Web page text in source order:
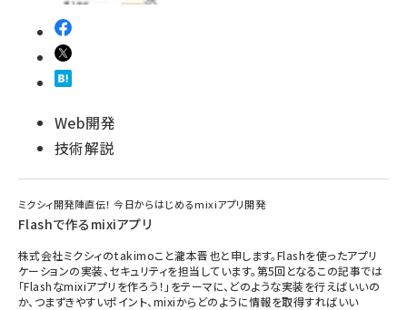
Web開発
技術解説
ミクシィ開発陣直伝！ 今日からはじめるmixiアプリ開発
Flashで作るmixiアプリ
株式会社ミクシィのtakimoこと瀧本晋也と申します。Flashを使ったアプリ
ケーションの実装、セキュリティを担当しています。第5回となるこの記事では
「Flashなmixiアプリを作ろう！」をテーマに、どのような実装を行えばいいの
か、つまずきやすいポイント、mixiからどのように情報を取得すればいい